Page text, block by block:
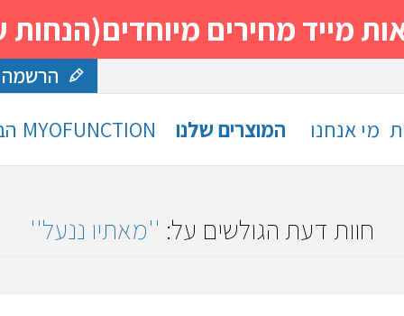
מחירים מיוחדים(הנחות עד 30%)- נסה
הרשמה
מי אנחנו המוצרים שלנו MYOFUNCTION
חוות דעת הגולשים על: מאתיו ננעל